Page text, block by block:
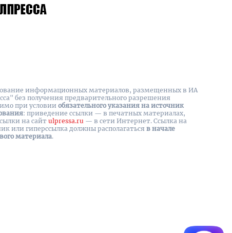
информационных материалов, размещенных в ИА
без получения предварительного разрешения
при условии обязательного указания на источник
: приведение ссылки — в печатных материалах,
на cайт ulpressa.ru — в сети Интернет. Ссылка на
или гиперссылка должны располагаться в начале
материала.